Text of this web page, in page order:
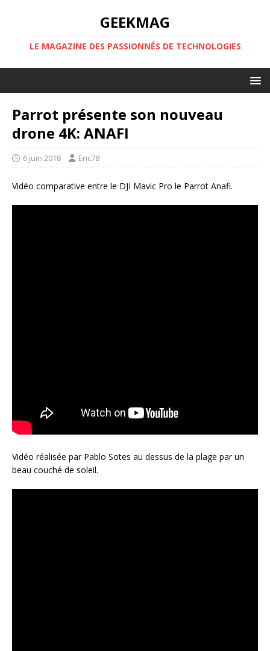
GEEKMAG
LE MAGAZINE DES PASSIONNÉS DE TECHNOLOGIES
Parrot présente son nouveau
drone 4K: ANAFI
6 juin 2018 Eric78
Vidéo comparative entre le DJI Mavic Pro le Parrot Anafi.
Vidéo réalisée par Pablo Sotes au dessus de la plage par un
beau couché de soleil.